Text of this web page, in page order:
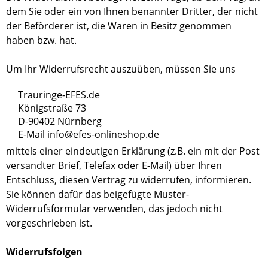
dem Sie oder ein von Ihnen benannter Dritter, der nicht
der Beförderer ist, die Waren in Besitz genommen
haben bzw. hat.
Um Ihr Widerrufsrecht auszuüben, müssen Sie uns
Trauringe-EFES.de
Königstraße 73
D-90402 Nürnberg
E-Mail info@efes-onlineshop.de
mittels einer eindeutigen Erklärung (z.B. ein mit der Post
versandter Brief, Telefax oder E-Mail) über Ihren
Entschluss, diesen Vertrag zu widerrufen, informieren.
Sie können dafür das beigefügte Muster-
Widerrufsformular verwenden, das jedoch nicht
vorgeschrieben ist.
Widerrufsfolgen